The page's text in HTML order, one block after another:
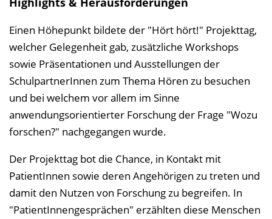
Einen Höhepunkt bildete der "Hört hört!" Projekttag,
welcher Gelegenheit gab, zusätzliche Workshops
sowie Präsentationen und Ausstellungen der
SchulpartnerInnen zum Thema Hören zu besuchen
und bei welchem vor allem im Sinne
anwendungsorientierter Forschung der Frage "Wozu
forschen?" nachgegangen wurde.
Der Projekttag bot die Chance, in Kontakt mit
PatientInnen sowie deren Angehörigen zu treten und
damit den Nutzen von Forschung zu begreifen. In
"PatientInnengesprächen" erzählten diese Menschen